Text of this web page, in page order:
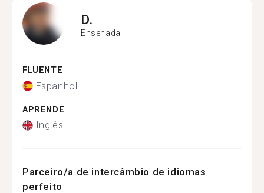
D.
Ensenada
FLUENTE
Espanhol
APRENDE
Inglês
Parceiro/a de intercâmbio de idiomas
perfeito